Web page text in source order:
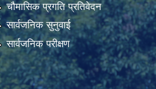
चौमासिक प्रगति प्रतिवेदन
सार्वजनिक सुनुवाई
सार्वजनिक परीक्षण